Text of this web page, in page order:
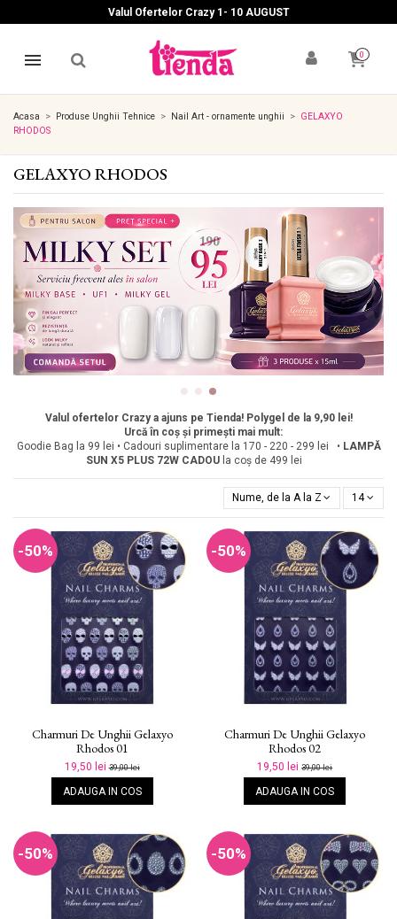
Valul Ofertelor Crazy 1- 10 AUGUST
0
Acasa Produse Unghii Tehnice Nail Art - ornamente unghii
GELAXYO
RHODOS
GELAXYO RHODOS
Valul ofertelor Crazy a ajuns pe Tienda! Polygel de la 9,90 lei!
Urcă în coș și primești mai mult:
Goodie Bag la 99 lei • Cadouri suplimentare la 170 - 220 - 299 lei • LAMPĂ
SUN X5 PLUS 72W CADOU la coș de 499 lei
Nume, de la A la Z 14
-50%
Charmuri De Unghii Gelaxyo
Rhodos 01
19,50 lei39,00 lei
ADAUGA IN COS
-50%
Charmuri De Unghii Gelaxyo
Rhodos 02
19,50 lei39,00 lei
ADAUGA IN COS
-50% -50%